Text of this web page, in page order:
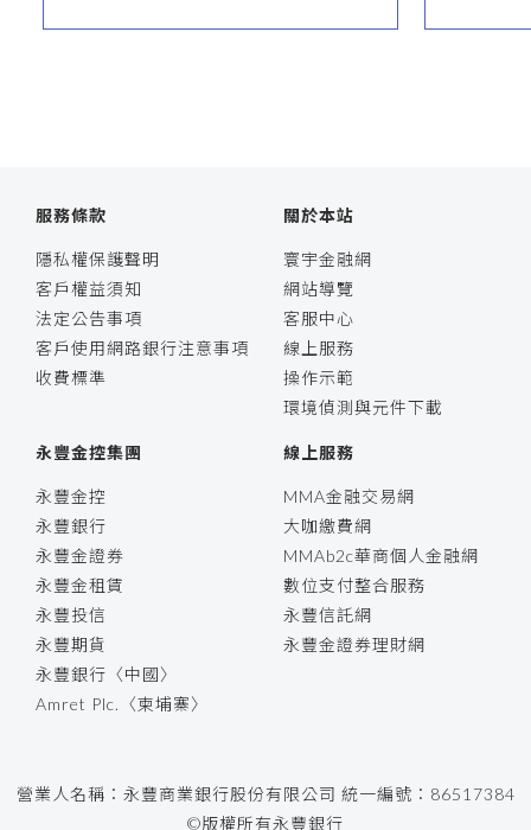
服務條款
隱私權保護聲明
客戶權益須知
法定公告事項
客戶使用網路銀行注意事項
收費標準
關於本站
寰宇金融網
網站導覽
客服中心
線上服務
操作示範
環境偵測與元件下載
永豐金控集團
永豐金控
永豐銀行
永豐金證券
永豐金租賃
永豐投信
永豐期貨
永豐銀行〈中國〉
Amret Plc.〈柬埔寨〉
線上服務
MMA金融交易網
大咖繳費網
MMAb2c華商個人金融網
數位支付整合服務
永豐信託網
永豐金證券理財網
營業人名稱：永豐商業銀行股份有限公司 統一編號：86517384
©版權所有永豐銀行